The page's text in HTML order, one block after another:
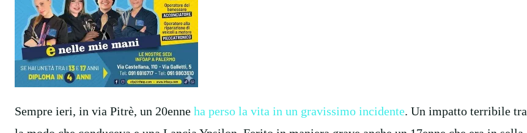
Sempre ieri, in via Pitrè, un 20enne ha perso la vita in un gravissimo incidente. Un impatto terribile tra